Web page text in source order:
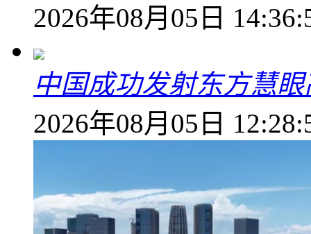
2026年08月05日
中国成功发射东方慧
2026年08月05日